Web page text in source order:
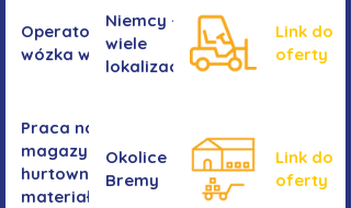
Operator/operatorka
wózka widłowego
Niemcy -
wiele
lokalizacji
Link do
oferty
Praca na
magazynie -
hurtownia
materiałów
Okolice
Bremy
Link do
oferty